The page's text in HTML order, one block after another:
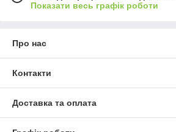
Показати весь графік роботи
Про нас
Контакти
Доставка та оплата